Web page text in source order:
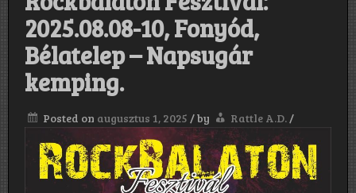
2025.08.08-10, Fonyód,
Bélatelep – Napsugár
kemping.
Posted on augusztus 1, 2025 /by Rattle A.D./